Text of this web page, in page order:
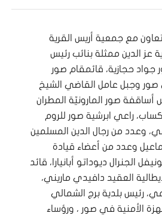
مع جمعية أريس القرية
عز الدين ممثلة بنائب رئيس
حجازية، قائمقام صور
صور وجبل عامل القاضي الشيخ
أساقفة صور المارونيّة ​المطران
راعي ابرشية صور للروم
وعدد من رجال الدين المسلمين
وعدد من أعضاء قيادة
الجنرال ديوداتو أبانيارا، قائد
العقيد دافيدي ماريني،
رئيس بلدية برج الشمالي
الأمنية في صور ، ورؤساء